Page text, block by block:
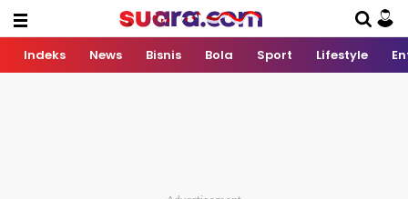
Indeks News Bisnis Bola Sport Lifestyle